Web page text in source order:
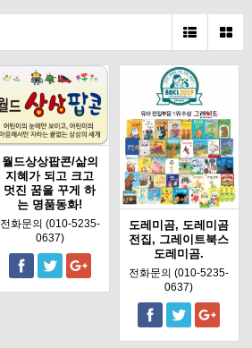
월드상상팝콘/삶의
지혜가 되고 크고
멋진 꿈을 꾸게 하
는 명품동화!
전화문의 (010-5235-
0637)
도레미곰, 도레미곰
전집, 그레이트북스
도레미곰.
전화문의 (010-5235-
0637)